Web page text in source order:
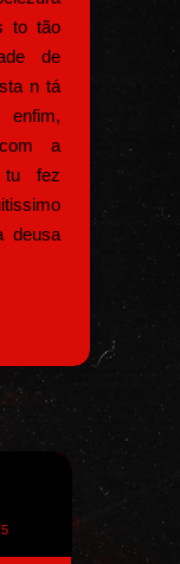
to tão
de
n tá
a
fez
deusa